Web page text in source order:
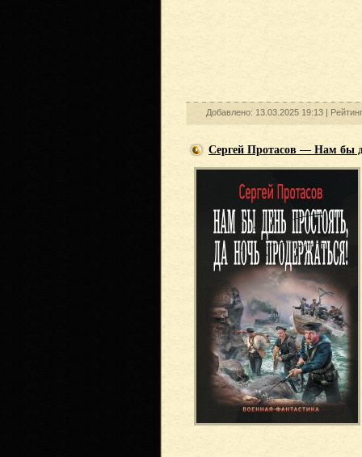
Добавлено: 13.03.2025 19:13 |
Сергей Протасов — Нам бы